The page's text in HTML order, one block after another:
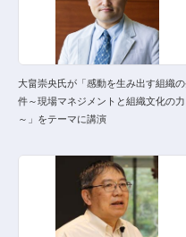
大畠崇央氏が「感動を生み出す組織
件～現場マネジメントと組織文化の力
～」をテーマに講演